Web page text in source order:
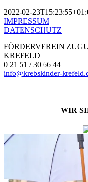
2022-02-
IMPRESSUM
DATENSCHUTZ
FÖRDERVEREIN
KREFELD
0 21 51 / 30 66 44
info@krebskinder-
WIR